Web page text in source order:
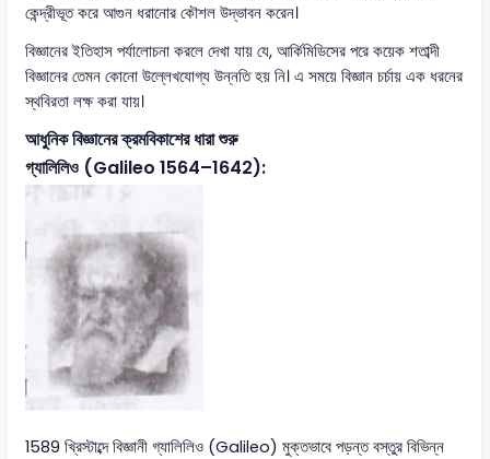
কেন্দ্রীভূত করে আগুন ধরানোর কৌশল উদ্ভাবন করেন।
বিজ্ঞানের ইতিহাস পর্যালোচনা করলে দেখা যায় যে, আর্কিমিডিসের পরে কয়েক শতাব্দী
বিজ্ঞানের তেমন কোনো উল্লেখযোগ্য উন্নতি হয় নি। এ সময়ে বিজ্ঞান চর্চায় এক ধরনের
স্থবিরতা লক্ষ করা যায়।
আধুনিক বিজ্ঞানের ক্রমবিকাশের ধারা শুরু
গ্যালিলিও (Galileo 1564–1642):
1589 খ্রিস্টাব্দে বিজ্ঞানী গ্যালিলিও (Galileo) মুক্তভাবে পড়ন্ত বস্তুর বিভিন্ন